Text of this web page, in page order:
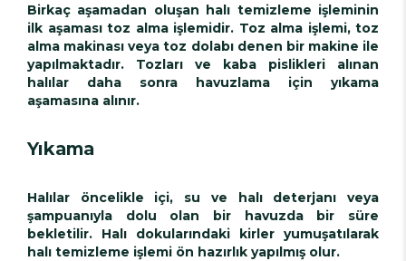
Birkaç aşamadan oluşan halı temizleme işleminin
ilk aşaması toz alma işlemidir. Toz alma işlemi, toz
alma makinası veya toz dolabı denen bir makine ile
yapılmaktadır. Tozları ve kaba pislikleri alınan
halılar daha sonra havuzlama için yıkama
aşamasına alınır.
Yıkama
Halılar öncelikle içi, su ve halı deterjanı veya
şampuanıyla dolu olan bir havuzda bir süre
bekletilir. Halı dokularındaki kirler yumuşatılarak
halı temizleme işlemi ön hazırlık yapılmış olur.